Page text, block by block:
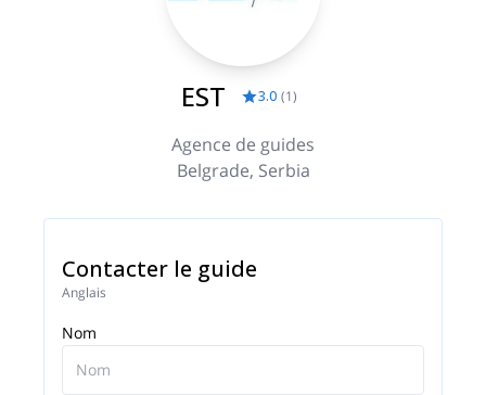
EST 3.0 (1)
Agence de guides
Belgrade, Serbia
Contacter le guide
Anglais
Nom